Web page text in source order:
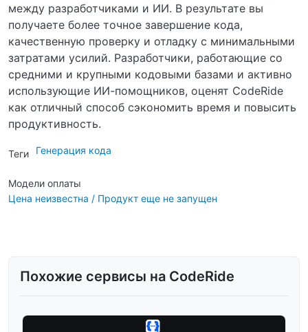
между разработчиками и ИИ. В результате вы
получаете более точное завершение кода,
качественную проверку и отладку с минимальными
затратами усилий. Разработчики, работающие со
средними и крупными кодовыми базами и активно
использующие ИИ-помощников, оценят CodeRide
как отличный способ сэкономить время и повысить
продуктивность.
Теги Генерация кода
Модели оплаты
Цена неизвестна / Продукт еще не запущен
Похожие сервисы на CodeRide